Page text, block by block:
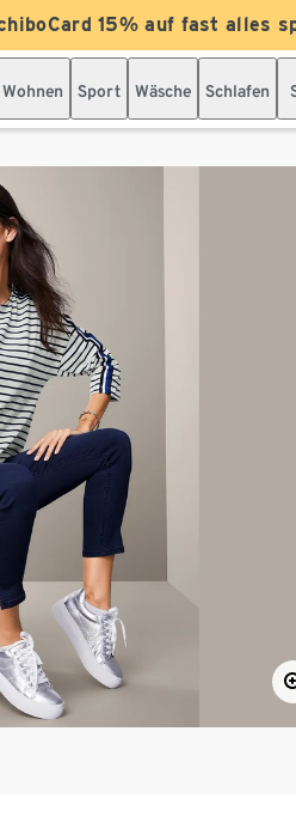
15% auf fast alles
Wohnen Sport Wäsche Schlafen